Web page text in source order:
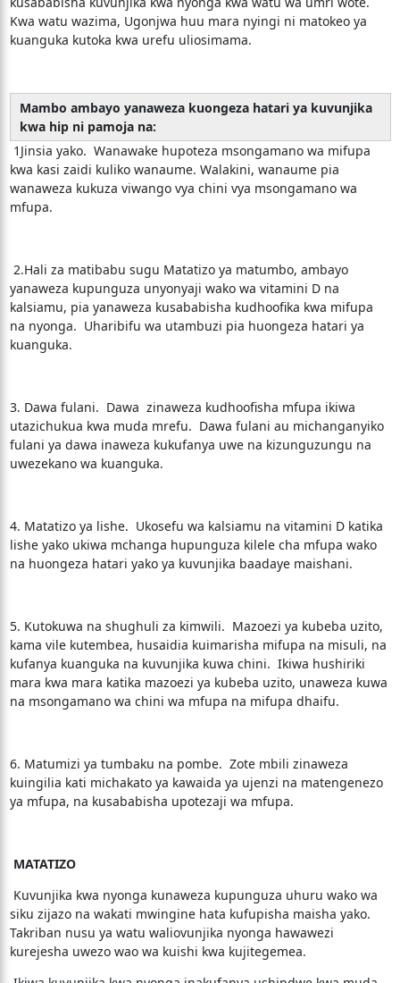
Kwa watu wazima, Ugonjwa huu mara nyingi ni matokeo ya
kuanguka kutoka kwa urefu uliosimama.
Mambo ambayo yanaweza kuongeza hatari ya kuvunjika
kwa hip ni pamoja na:
1Jinsia yako. Wanawake hupoteza msongamano wa mifupa
kwa kasi zaidi kuliko wanaume. Walakini, wanaume pia
wanaweza kukuza viwango vya chini vya msongamano wa
mfupa.
2.Hali za matibabu sugu Matatizo ya matumbo, ambayo
yanaweza kupunguza unyonyaji wako wa vitamini D na
kalsiamu, pia yanaweza kusababisha kudhoofika kwa mifupa
na nyonga. Uharibifu wa utambuzi pia huongeza hatari ya
kuanguka.
3. Dawa fulani. Dawa zinaweza kudhoofisha mfupa ikiwa
utazichukua kwa muda mrefu. Dawa fulani au michanganyiko
fulani ya dawa inaweza kukufanya uwe na kizunguzungu na
uwezekano wa kuanguka.
4. Matatizo ya lishe. Ukosefu wa kalsiamu na vitamini D katika
lishe yako ukiwa mchanga hupunguza kilele cha mfupa wako
na huongeza hatari yako ya kuvunjika baadaye maishani.
5. Kutokuwa na shughuli za kimwili. Mazoezi ya kubeba uzito,
kama vile kutembea, husaidia kuimarisha mifupa na misuli, na
kufanya kuanguka na kuvunjika kuwa chini. Ikiwa hushiriki
mara kwa mara katika mazoezi ya kubeba uzito, unaweza kuwa
na msongamano wa chini wa mfupa na mifupa dhaifu.
6. Matumizi ya tumbaku na pombe. Zote mbili zinaweza
kuingilia kati michakato ya kawaida ya ujenzi na matengenezo
ya mfupa, na kusababisha upotezaji wa mfupa.
MATATIZO
Kuvunjika kwa nyonga kunaweza kupunguza uhuru wako wa
siku zijazo na wakati mwingine hata kufupisha maisha yako.
Takriban nusu ya watu waliovunjika nyonga hawawezi
kurejesha uwezo wao wa kuishi kwa kujitegemea.